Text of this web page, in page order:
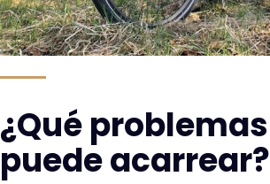
¿Qué problemas
puede acarrear?